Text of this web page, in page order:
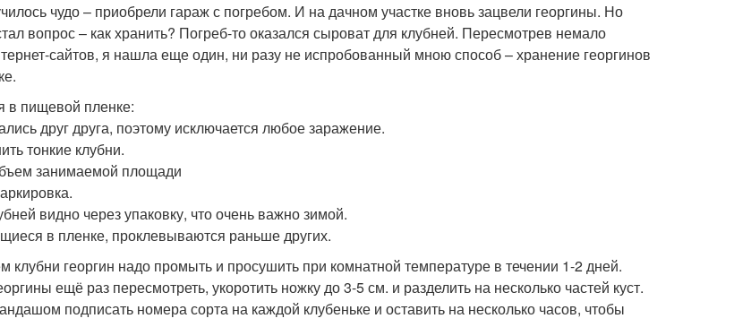
чудо – приобрели гараж с погребом. И на дачном участке вновь зацвели георгины. Но
вопрос – как хранить? Погреб-то оказался сыроват для клубней. Пересмотрев немало
сайтов, я нашла еще один, ни разу не испробованный мною способ – хранение георгинов
в пищевой пленке:
друг друга, поэтому исключается любое заражение.
тонкие клубни.
занимаемой площади
видно через упаковку, что очень важно зимой.
в пленке, проклевываются раньше других.
клубни георгин надо промыть и просушить при комнатной температуре в течении 1-2 дней.
ещё раз пересмотреть, укоротить ножку до 3-5 см. и разделить на несколько частей куст.
подписать номера сорта на каждой клубеньке и оставить на несколько часов, чтобы